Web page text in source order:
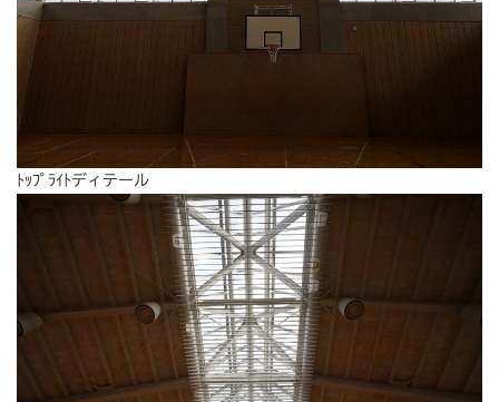
ﾄｯﾌﾟﾗｲﾄディテール